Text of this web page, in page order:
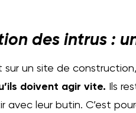
des intrus :
sur un site de
doivent agir vite. Ils
avec leur butin​. C’est